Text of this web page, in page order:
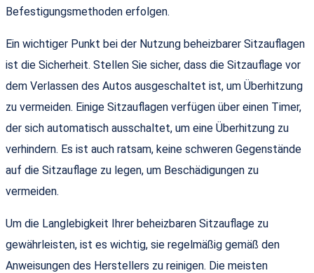
Befestigungsmethoden erfolgen.
Ein wichtiger Punkt bei der Nutzung beheizbarer Sitzauflagen
ist die Sicherheit. Stellen Sie sicher, dass die Sitzauflage vor
dem Verlassen des Autos ausgeschaltet ist, um Überhitzung
zu vermeiden. Einige Sitzauflagen verfügen über einen Timer,
der sich automatisch ausschaltet, um eine Überhitzung zu
verhindern. Es ist auch ratsam, keine schweren Gegenstände
auf die Sitzauflage zu legen, um Beschädigungen zu
vermeiden.
Um die Langlebigkeit Ihrer beheizbaren Sitzauflage zu
gewährleisten, ist es wichtig, sie regelmäßig gemäß den
Anweisungen des Herstellers zu reinigen. Die meisten